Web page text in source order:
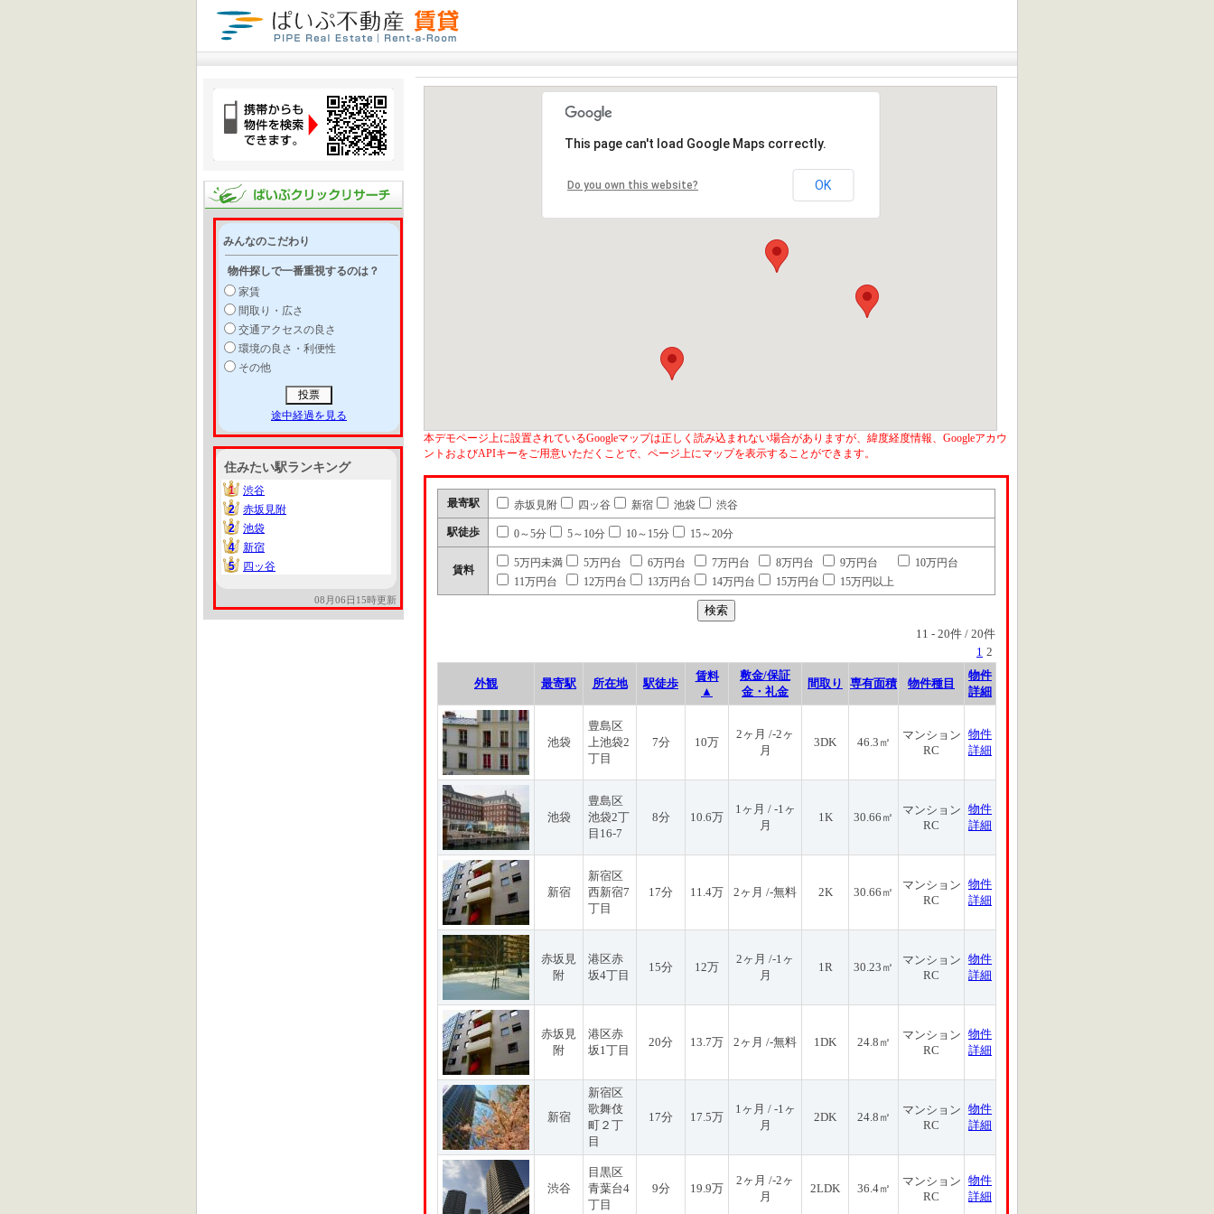
みんなのこだわり
物件探しで一番重視するのは？
家賃
間取り・広さ
交通アクセスの良さ
環境の良さ・利便性
その他
途中経過を見る
住みたい駅ランキング
1
1
渋谷
2
2
赤坂見附
2
2
池袋
4
4
新宿
5
5 四ッ谷
08月06日15時更新
This page can't load Google Maps correctly.
Do you own this website? OK
本デモページ上に設置されているGoogleマップは正しく読み込まれない場合がありますが、緯度経度情報、Googleアカウ
ントおよびAPIキーをご用意いただくことで、ページ上にマップを表示することができます。
最寄駅 赤坂見附 四ッ谷 新宿 池袋 渋谷
駅徒歩 0～5分 5～10分 10～15分 15～20分
賃料
5万円未満 5万円台 6万円台 7万円台 8万円台 9万円台
10万円台
11万円台
12万円台 13万円台 14万円台 15万円台 15万円以上
11 - 20件 / 20件
1 2
外観 最寄駅 所在地 駅徒歩
賃料
▲
敷金/保証
金・礼金
間取り 専有面積 物件種目
物件
詳細
池袋
豊島区
上池袋2
丁目
7分 10万
2ヶ月 /-2ヶ
月
3DK 46.3㎡
マンション
RC
物件
詳細
池袋
豊島区
池袋2丁
目16-7
8分 10.6万
1ヶ月 / -1ヶ
月
1K 30.66㎡
マンション
RC
物件
詳細
新宿
新宿区
西新宿7
丁目
17分 11.4万 2ヶ月 /-無料 2K 30.66㎡
マンション
RC
物件
詳細
赤坂見
附
港区赤
坂4丁目
15分 12万
2ヶ月 /-1ヶ
月
1R 30.23㎡
マンション
RC
物件
詳細
赤坂見
附
港区赤
坂1丁目
20分 13.7万 2ヶ月 /-無料 1DK 24.8㎡
マンション
RC
物件
詳細
新宿
新宿区
歌舞伎
町２丁
目
17分 17.5万
1ヶ月 / -1ヶ
月
2DK 24.8㎡
マンション
RC
物件
詳細
渋谷
目黒区
青葉台4
丁目
9分 19.9万
2ヶ月 /-2ヶ
月
2LDK 36.4㎡
マンション
RC
物件
詳細